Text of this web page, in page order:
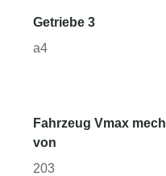
Getriebe 3
a4
Fahrzeug Vmax mech
von
203